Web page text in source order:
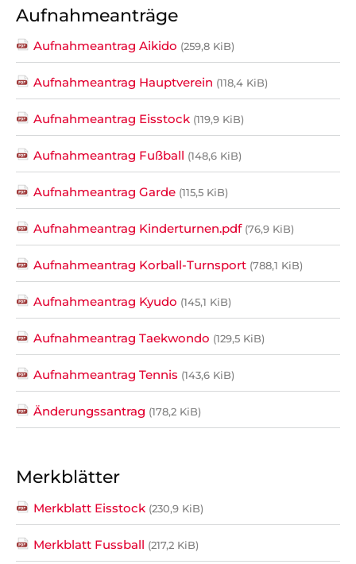
Aufnahmeanträge
Aufnahmeantrag Aikido (259,8 KiB)
Aufnahmeantrag Hauptverein (118,4 KiB)
Aufnahmeantrag Eisstock (119,9 KiB)
Aufnahmeantrag Fußball (148,6 KiB)
Aufnahmeantrag Garde (115,5 KiB)
Aufnahmeantrag Kinderturnen.pdf (76,9 KiB)
Aufnahmeantrag Korball-Turnsport (788,1 KiB)
Aufnahmeantrag Kyudo (145,1 KiB)
Aufnahmeantrag Taekwondo (129,5 KiB)
Aufnahmeantrag Tennis (143,6 KiB)
Änderungssantrag (178,2 KiB)
Merkblätter
Merkblatt Eisstock (230,9 KiB)
Merkblatt Fussball (217,2 KiB)